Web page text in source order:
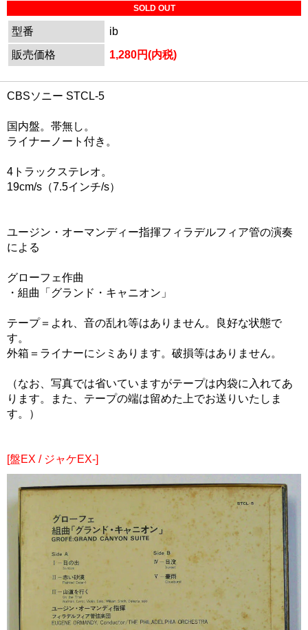
SOLD OUT
型番
ib
販売価格
1,280円(内税)
CBSソニー STCL-5
国内盤。帯無し。
ライナーノート付き。
4トラックステレオ。
19cm/s（7.5インチ/s）
ユージン・オーマンディー指揮フィラデルフィア管の演奏
による
グローフェ作曲
・組曲「グランド・キャニオン」
テープ＝よれ、音の乱れ等はありません。良好な状態で
す。
外箱＝ライナーにシミあります。破損等はありません。
（なお、写真では省いていますがテープは内袋に入れてあ
ります。また、テープの端は留めた上でお送りいたしま
す。）
[盤EX / ジャケEX-]